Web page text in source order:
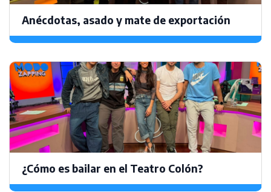
Anécdotas, asado y mate de exportación
¿Cómo es bailar en el Teatro Colón?